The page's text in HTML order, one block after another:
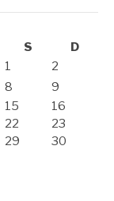
S
D
1
2
8
9
15
16
22
23
29
30